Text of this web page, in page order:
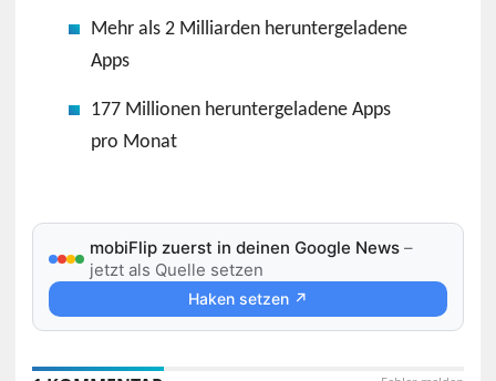
Mehr als 2 Milliarden heruntergeladene
Apps
177 Millionen heruntergeladene Apps
pro Monat
mobiFlip zuerst in deinen Google News –
jetzt als Quelle setzen
Haken setzen ↗